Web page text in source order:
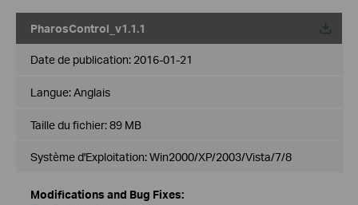
PharosControl_v1.1.1
Date de publication: 2016-01-21
Langue:Anglais
Taille du fichier:89 MB
Système d'Exploitation: Win2000/XP/2003/Vista/7/8
Modifications and Bug Fixes: